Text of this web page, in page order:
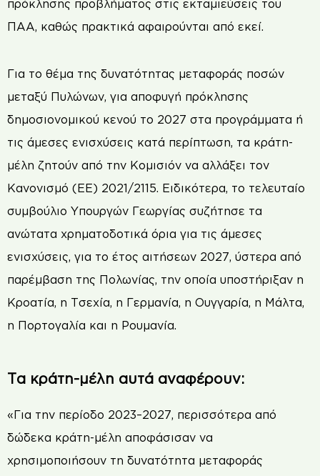
πρόκλησης προβλήματος στις εκταμιεύσεις του
ΠΑΑ, καθώς πρακτικά αφαιρούνται από εκεί.
Για το θέμα της δυνατότητας μεταφοράς ποσών
μεταξύ Πυλώνων, για αποφυγή πρόκλησης
δημοσιονομικού κενού το 2027 στα προγράμματα ή
τις άμεσες ενισχύσεις κατά περίπτωση, τα κράτη-
μέλη ζητούν από την Κομισιόν να αλλάξει τον
Κανονισμό (ΕΕ) 2021/2115. Ειδικότερα, το τελευταίο
συμβούλιο Υπουργών Γεωργίας συζήτησε τα
ανώτατα χρηματοδοτικά όρια για τις άμεσες
ενισχύσεις, για το έτος αιτήσεων 2027, ύστερα από
παρέμβαση της Πολωνίας, την οποία υποστήριξαν η
Κροατία, η Τσεχία, η Γερμανία, η Ουγγαρία, η Μάλτα,
η Πορτογαλία και η Ρουμανία.
Τα κράτη-μέλη αυτά αναφέρουν:
«Για την περίοδο 2023–2027, περισσότερα από
δώδεκα κράτη-μέλη αποφάσισαν να
χρησιμοποιήσουν τη δυνατότητα μεταφοράς